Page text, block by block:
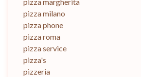
pizza milano
pizza phone
pizza roma
pizza service
pizza's
pizzeria